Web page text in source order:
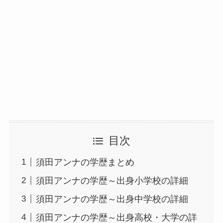
目次
須田アンナの学歴まとめ
須田アンナの学歴～出身小学校の詳細
須田アンナの学歴～出身中学校の詳細
須田アンナの学歴～出身高校・大学の詳